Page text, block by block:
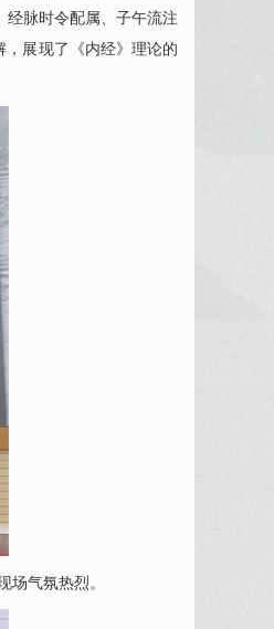
经脉时令配属、子午流注
，展现了《内经》理论的
气氛热烈。